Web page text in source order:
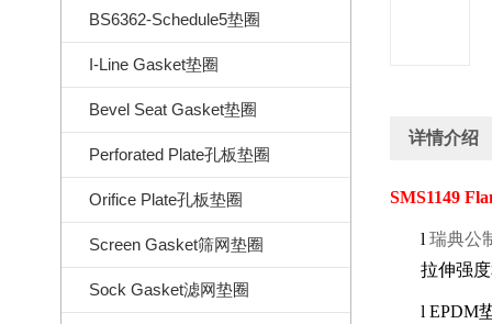
BS6362-Schedule5垫圈
I-Line Gasket垫圈
Bevel Seat Gasket垫圈
Perforated Plate孔板垫圈
Orifice Plate孔板垫圈
Screen Gasket筛网垫圈
Sock Gasket滤网垫圈
详情介绍
SMS1149
l 瑞典公
拉伸强
l EPDM